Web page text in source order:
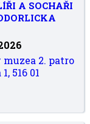
A SOCHAŘI
2. patro
516 01